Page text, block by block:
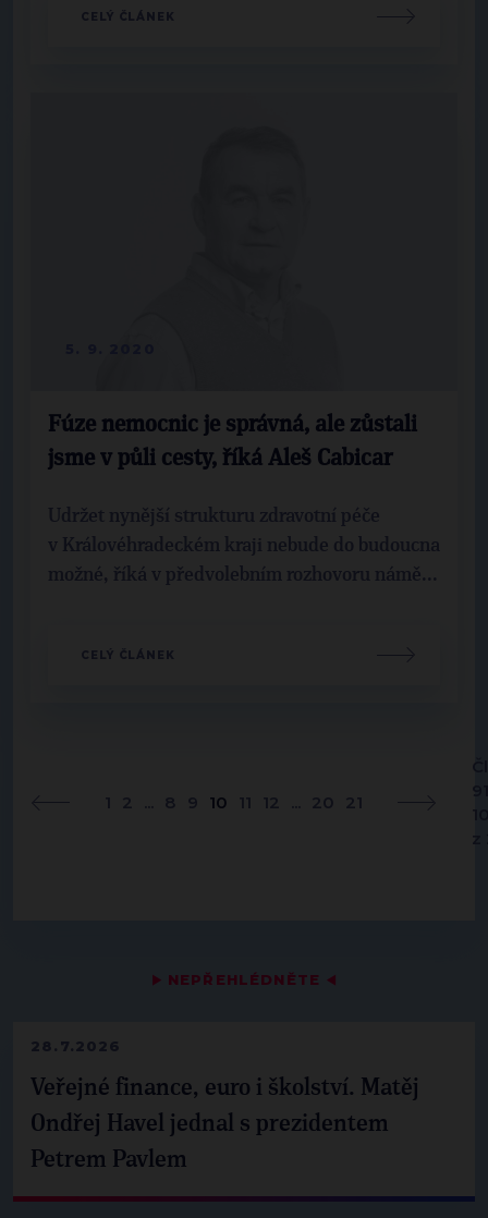
▶ NEPŘEHLÉDNĚTE ◀
28.7.2026
Veřejné finance, euro i školství. Matěj
Ondřej Havel jednal s prezidentem
Petrem Pavlem
CELÝ ČLÁNEK
Fúze nemocnic je správná, ale zůstali
jsme v půli cesty, říká Aleš Cabicar
Udržet nynější strukturu zdravotní péče
v Královéhradeckém kraji nebude do budoucna
možné, říká v předvolebním rozhovoru námě...
CELÝ ČLÁNEK
1 2 8 9 10 11 12 20 21
z